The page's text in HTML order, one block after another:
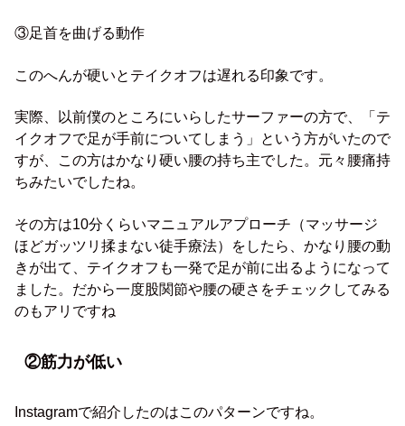
③足首を曲げる動作
このへんが硬いとテイクオフは遅れる印象です。
実際、以前僕のところにいらしたサーファーの方で、「テ
イクオフで足が手前についてしまう」という方がいたので
すが、この方はかなり硬い腰の持ち主でした。元々腰痛持
ちみたいでしたね。
その方は10分くらいマニュアルアプローチ（マッサージ
ほどガッツリ揉まない徒手療法）をしたら、かなり腰の動
きが出て、テイクオフも一発で足が前に出るようになって
ました。だから一度股関節や腰の硬さをチェックしてみる
のもアリですね
②筋力が低い
Instagramで紹介したのはこのパターンですね。